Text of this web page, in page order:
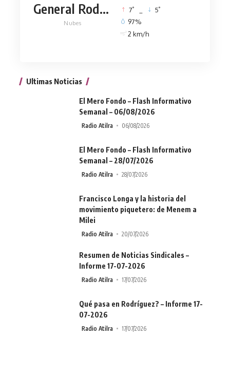
General Rodríguez
Nubes
7° 5°
97%
2 km/h
Ultimas Noticias
El Mero Fondo – Flash Informativo
Semanal – 06/08/2026
Radio Atilra 06/08/2026
El Mero Fondo – Flash Informativo
Semanal – 28/07/2026
Radio Atilra 28/07/2026
Francisco Longa y la historia del
movimiento piquetero: de Menem a
Milei
Radio Atilra 20/07/2026
Resumen de Noticias Sindicales –
Informe 17-07-2026
Radio Atilra 17/07/2026
Qué pasa en Rodríguez? – Informe 17-
07-2026
Radio Atilra 17/07/2026